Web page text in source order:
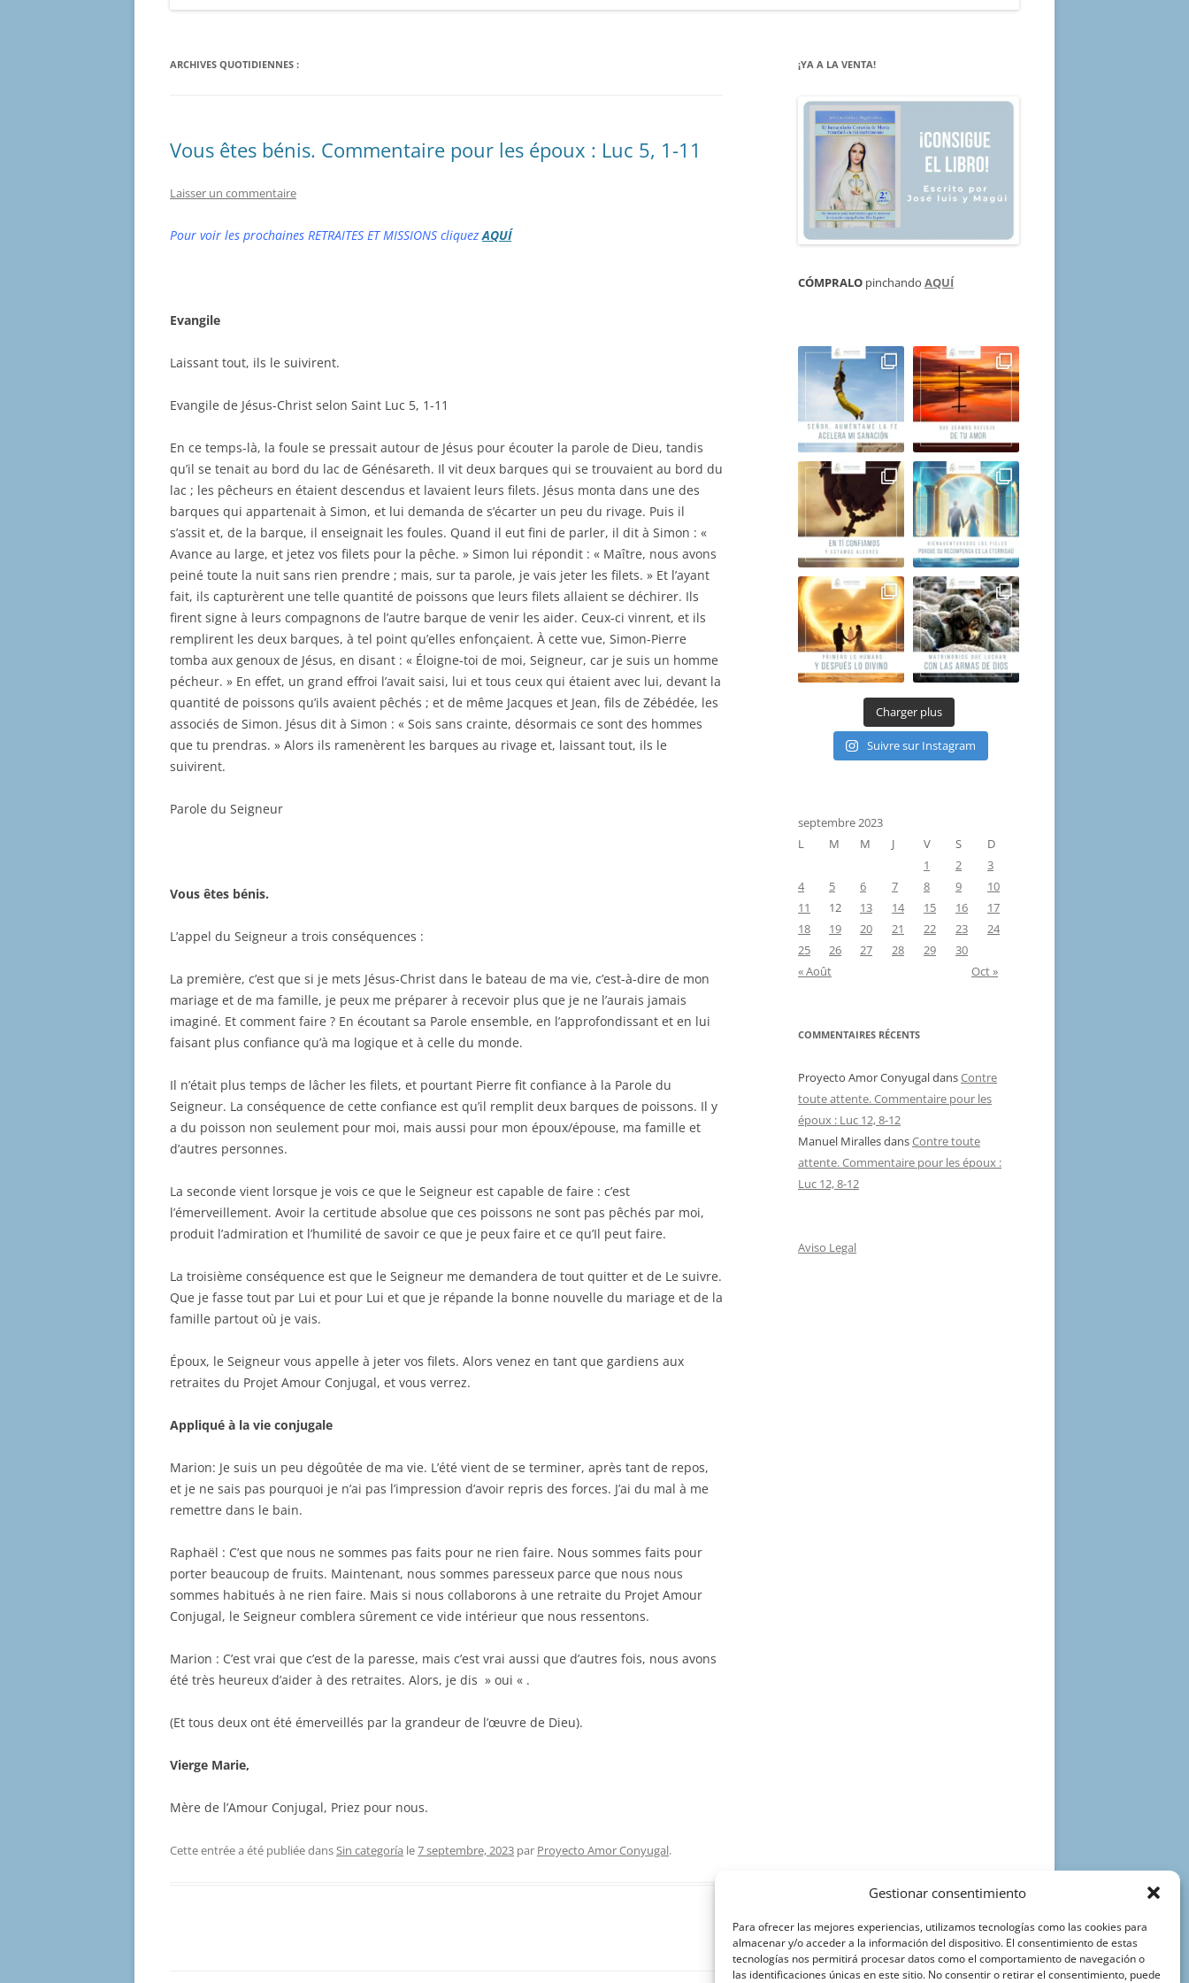
Gestionar consentimiento
Para ofrecer las mejores experiencias, utilizamos tecnologías como las cookies para
almacenar y/o acceder a la información del dispositivo. El consentimiento de estas
tecnologías nos permitirá procesar datos como el comportamiento de navegación o
las identificaciones únicas en este sitio. No consentir o retirar el consentimiento, puede
ARCHIVES QUOTIDIENNES :
Vous êtes bénis. Commentaire pour les époux : Luc 5, 1-11
Laisser un commentaire
Pour voir les prochaines RETRAITES ET MISSIONS cliquezAQUÍ
Evangile
Laissant tout, ils le suivirent.
Evangile de Jésus-Christ selon Saint Luc 5, 1-11
En ce temps-là, la foule se pressait autour de Jésus pour écouter la parole de Dieu, tandis
qu’il se tenait au bord du lac de Génésareth. Il vit deux barques qui se trouvaient au bord du
lac ; les pêcheurs en étaient descendus et lavaient leurs filets. Jésus monta dans une des
barques qui appartenait à Simon, et lui demanda de s’écarter un peu du rivage. Puis il
s’assit et, de la barque, il enseignait les foules. Quand il eut fini de parler, il dit à Simon : «
Avance au large, et jetez vos filets pour la pêche. » Simon lui répondit : « Maître, nous avons
peiné toute la nuit sans rien prendre ; mais, sur ta parole, je vais jeter les filets. » Et l’ayant
fait, ils capturèrent une telle quantité de poissons que leurs filets allaient se déchirer. Ils
firent signe à leurs compagnons de l’autre barque de venir les aider. Ceux-ci vinrent, et ils
remplirent les deux barques, à tel point qu’elles enfonçaient. À cette vue, Simon-Pierre
tomba aux genoux de Jésus, en disant : « Éloigne-toi de moi, Seigneur, car je suis un homme
pécheur. » En effet, un grand effroi l’avait saisi, lui et tous ceux qui étaient avec lui, devant la
quantité de poissons qu’ils avaient pêchés ; et de même Jacques et Jean, fils de Zébédée, les
associés de Simon. Jésus dit à Simon : « Sois sans crainte, désormais ce sont des hommes
que tu prendras. » Alors ils ramenèrent les barques au rivage et, laissant tout, ils le
suivirent.
Parole du Seigneur
Vous êtes bénis.
L’appel du Seigneur a trois conséquences :
La première, c’est que si je mets Jésus-Christ dans le bateau de ma vie, c’est-à-dire de mon
mariage et de ma famille, je peux me préparer à recevoir plus que je ne l’aurais jamais
imaginé. Et comment faire ? En écoutant sa Parole ensemble, en l’approfondissant et en lui
faisant plus confiance qu’à ma logique et à celle du monde.
Il n’était plus temps de lâcher les filets, et pourtant Pierre fit confiance à la Parole du
Seigneur. La conséquence de cette confiance est qu’il remplit deux barques de poissons. Il y
a du poisson non seulement pour moi, mais aussi pour mon époux/épouse, ma famille et
d’autres personnes.
La seconde vient lorsque je vois ce que le Seigneur est capable de faire : c’est
l’émerveillement. Avoir la certitude absolue que ces poissons ne sont pas pêchés par moi,
produit l’admiration et l’humilité de savoir ce que je peux faire et ce qu’Il peut faire.
La troisième conséquence est que le Seigneur me demandera de tout quitter et de Le suivre.
Que je fasse tout par Lui et pour Lui et que je répande la bonne nouvelle du mariage et de la
famille partout où je vais.
Époux, le Seigneur vous appelle à jeter vos filets. Alors venez en tant que gardiens aux
retraites du Projet Amour Conjugal, et vous verrez.
Appliqué à la vie conjugale
Marion: Je suis un peu dégoûtée de ma vie. L’été vient de se terminer, après tant de repos,
et je ne sais pas pourquoi je n’ai pas l’impression d’avoir repris des forces. J’ai du mal à me
remettre dans le bain.
Raphaël : C’est que nous ne sommes pas faits pour ne rien faire. Nous sommes faits pour
porter beaucoup de fruits. Maintenant, nous sommes paresseux parce que nous nous
sommes habitués à ne rien faire. Mais si nous collaborons à une retraite du Projet Amour
Conjugal, le Seigneur comblera sûrement ce vide intérieur que nous ressentons.
Marion : C’est vrai que c’est de la paresse, mais c’est vrai aussi que d’autres fois, nous avons
été très heureux d’aider à des retraites. Alors, je dis » oui « .
(Et tous deux ont été émerveillés par la grandeur de l’œuvre de Dieu).
Vierge Marie,
Mère de l’Amour Conjugal, Priez pour nous.
Cette entrée a été publiée dansSin categoría le7 septembre, 2023 par Proyecto Amor Conyugal.
¡YA A LA VENTA!
CÓMPRALO pinchando AQUÍ
Charger plus
Suivre sur Instagram
septembre 2023
L
M M J V S
D
1
2
3
4
5 6 7 8 9
10
11
12 13 14 15 16
17
18
19 20 21 22 23
24
25
26 27 28 29
30
« Août
Oct »
COMMENTAIRES RÉCENTS
Proyecto Amor ConyugaldansContre
toute attente. Commentaire pour les
époux : Luc 12, 8-12
Manuel MirallesdansContre toute
attente. Commentaire pour les époux :
Luc 12, 8-12
Aviso Legal